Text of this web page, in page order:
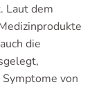
Laut dem
die
von